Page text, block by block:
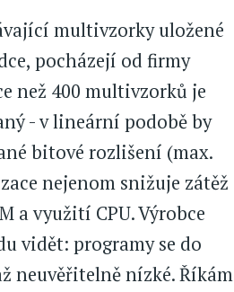
multivzorky uložené
pocházejí od firmy
než 400 multivzorků je
- v lineární podobě by
bitové rozlišení (max.
nejenom snižuje zátěž
a využití CPU. Výrobce
vidět: programy se do
neuvěřitelně nízké. Říkám